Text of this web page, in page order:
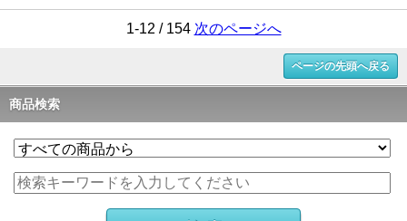
1-12 / 154 次のページへ
ページの先頭へ戻る
商品検索